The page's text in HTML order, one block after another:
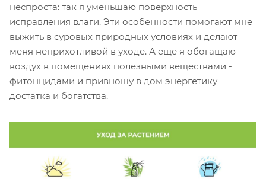
неспроста: так я уменьшаю поверхность
исправления влаги. Эти особенности помогают мне
выжить в суровых природных условиях и делают
меня неприхотливой в уходе. А еще я обогащаю
воздух в помещениях полезными веществами -
фитонцидами и привношу в дом энергетику
достатка и богатства.